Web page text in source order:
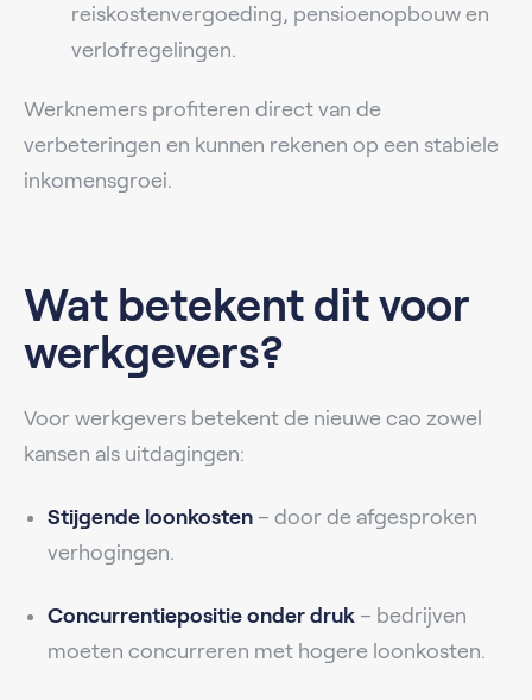
reiskostenvergoeding, pensioenopbouw en
verlofregelingen.
Werknemers profiteren direct van de
verbeteringen en kunnen rekenen op een stabiele
inkomensgroei.
Wat betekent dit voor
werkgevers?
Voor werkgevers betekent de nieuwe cao zowel
kansen als uitdagingen:
Stijgende loonkosten – door de afgesproken
verhogingen.
Concurrentiepositie onder druk – bedrijven
moeten concurreren met hogere loonkosten.